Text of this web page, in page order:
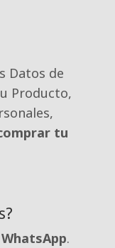
Datos de
Producto,
tu
WhatsApp.